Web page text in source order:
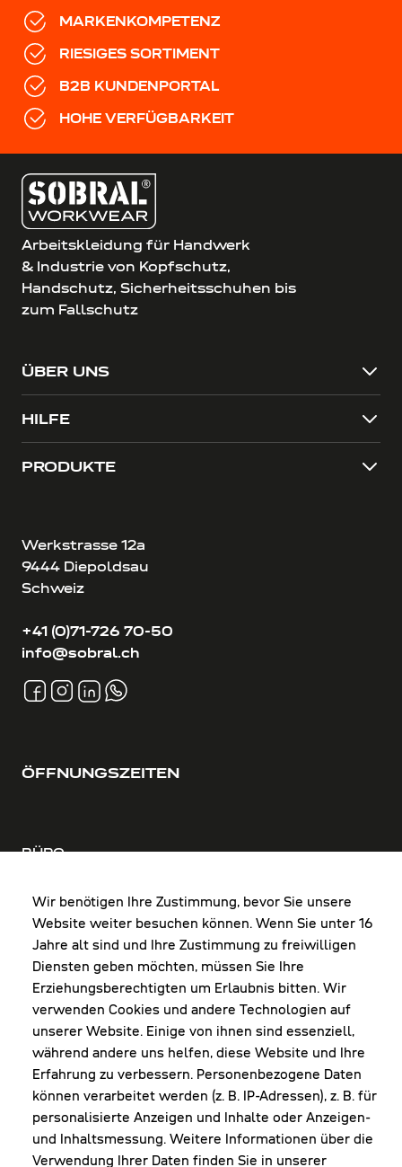
Wir benötigen Ihre Zustimmung, bevor Sie unsere
Website weiter besuchen können. Wenn Sie unter 16
Jahre alt sind und Ihre Zustimmung zu freiwilligen
Diensten geben möchten, müssen Sie Ihre
Erziehungsberechtigten um Erlaubnis bitten. Wir
verwenden Cookies und andere Technologien auf
unserer Website. Einige von ihnen sind essenziell,
während andere uns helfen, diese Website und Ihre
Erfahrung zu verbessern. Personenbezogene Daten
können verarbeitet werden (z. B. IP-Adressen), z. B. für
personalisierte Anzeigen und Inhalte oder Anzeigen-
und Inhaltsmessung. Weitere Informationen über die
Verwendung Ihrer Daten finden Sie in unserer
MARKENKOMPETENZ
RIESIGES SORTIMENT
B2B KUNDENPORTAL
HOHE VERFÜGBARKEIT
Arbeitskleidung für Handwerk
& Industrie von Kopfschutz,
Handschutz, Sicherheitsschuhen bis
zum Fallschutz
ÜBER UNS
HILFE
PRODUKTE
Werkstrasse 12a
9444 Diepoldsau
Schweiz
+41 (0)71-726 70-50
info@sobral.ch
ÖFFNUNGSZEITEN
BÜRO
FR: 8:00-12:00 & 13:00-16:00 Uhr
Shop Diepoldsau
MO-Do: 8:00-12:00 & 13:00-17:30 Uhr
Fr: 8:00-16:00 Uhr
1. Samstag im Monat: 9:00-16:00 Uhr
NEWSLETTER
Erhalte Infos zu aktueller Arbeitskleidung für